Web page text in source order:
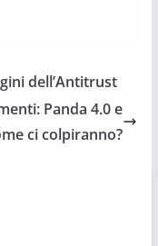
dell’Antitrust
Panda 4.0 e
ci colpiranno?